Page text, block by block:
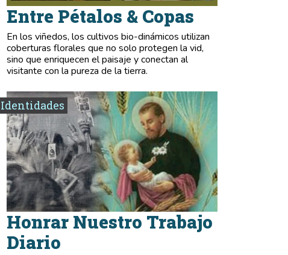
Entre Pétalos & Copas
En los viñedos, los cultivos bio-dinámicos utilizan
coberturas florales que no solo protegen la vid,
sino que enriquecen el paisaje y conectan al
visitante con la pureza de la tierra.
Identidades
Honrar Nuestro Trabajo
Diario